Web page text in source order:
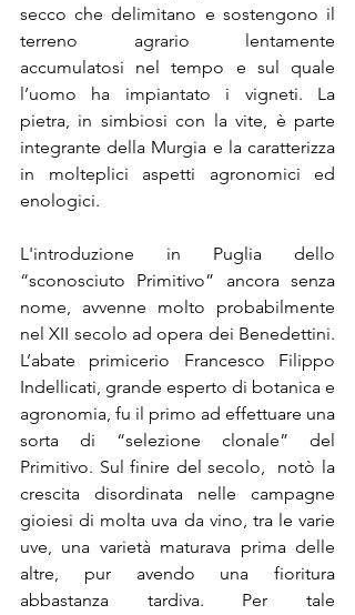
secco che delimitano e sostengono il
terreno agrario lentamente
accumulatosi nel tempo e sul quale
l’uomo ha impiantato i vigneti. La
pietra, in simbiosi con la vite, è parte
integrante della Murgia e la caratterizza
in molteplici aspetti agronomici ed
enologici.
L'introduzione in Puglia dello
“sconosciuto Primitivo” ancora senza
nome, avvenne molto probabilmente
nel XII secolo ad opera dei Benedettini.
L’abate primicerio Francesco Filippo
Indellicati, grande esperto di botanica e
agronomia, fu il primo ad effettuare una
sorta di “selezione clonale” del
Primitivo. Sul finire del secolo,  notò la
crescita disordinata nelle campagne
gioiesi di molta uva da vino, tra le varie
uve, una varietà maturava prima delle
altre, pur avendo una fioritura
abbastanza tardiva. Per tale